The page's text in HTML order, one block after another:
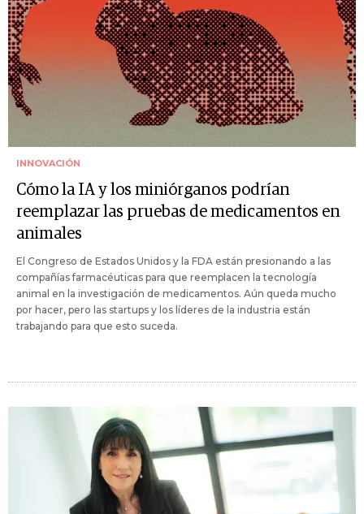
INNOVACIÓN
Cómo la IA y los miniórganos podrían
reemplazar las pruebas de medicamentos en
animales
El Congreso de Estados Unidos y la FDA están presionando a las
compañías farmacéuticas para que reemplacen la tecnología
animal en la investigación de medicamentos. Aún queda mucho
por hacer, pero las startups y los líderes de la industria están
trabajando para que esto suceda.